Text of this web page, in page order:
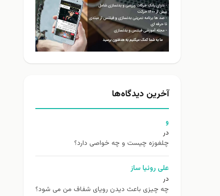
آخرین دیدگاه‌ها
و
در
چلغوزه چیست و چه خواصی دارد؟
علی روئیا ساز
در
چه چیزی باعث دیدن رویای شفاف من می شود؟